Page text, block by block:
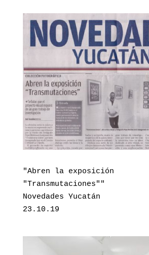
"Abren la exposición
"Transmutaciones""
Novedades Yucatán
23.10.19